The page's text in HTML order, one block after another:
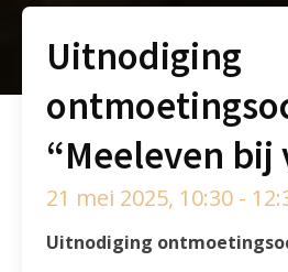
Uitnodiging
“Meeleven bij
21 mei 2025, 10:30 -
Uitnodiging